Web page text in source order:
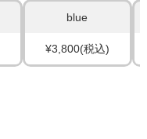
blue
¥3,800(税込)